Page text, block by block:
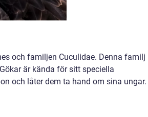
och familjen Cuculidae. Denna familj
är kända för sitt speciella
och låter dem ta hand om sina ungar.